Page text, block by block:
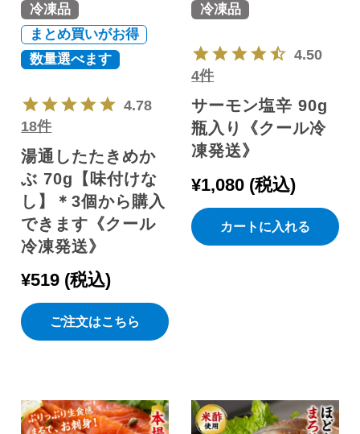
冷凍品
まとめ買いがお得
数量選べます
4.78
18件
湯通したたきめか
ぶ 70g【味付けな
し】＊3個から購入
できます《クール
冷凍発送》
¥519 税込
ご注文はこちら
冷凍品
4.50
4件
サーモン塩辛 90g
瓶入り《クール冷
凍発送》
¥1,080 税込
カートに入れる